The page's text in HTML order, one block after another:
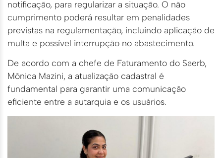
notificação, para regularizar a situação. O não
cumprimento poderá resultar em penalidades
previstas na regulamentação, incluindo aplicação de
multa e possível interrupção no abastecimento.
De acordo com a chefe de Faturamento do Saerb,
Mônica Mazini, a atualização cadastral é
fundamental para garantir uma comunicação
eficiente entre a autarquia e os usuários.